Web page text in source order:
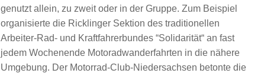
genutzt allein, zu zweit oder in der Gruppe. Zum Beispiel
organisierte die Ricklinger Sektion des traditionellen
Arbeiter-Rad- und Kraftfahrerbundes “Solidarität“ an fast
jedem Wochenende Motoradwanderfahrten in die nähere
Umgebung. Der Motorrad-Club-Niedersachsen betonte die